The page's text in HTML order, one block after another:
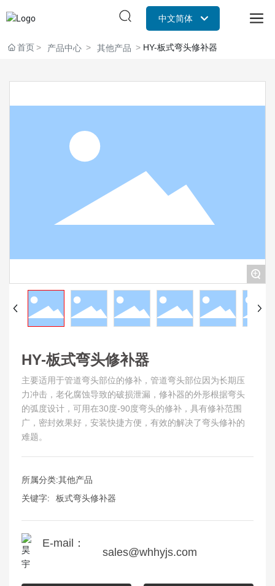
中文简体
Российская
首页 产品中心 其他产品 HY-板式弯头修补器
+
HY-板式弯头修补器
主要适用于管道弯头部位的修补，管道弯头部位因为长期压
力冲击，老化腐蚀导致的破损泄漏，修补器的外形根据弯头
的弧度设计，可用在30度-90度弯头的修补，具有修补范围
广，密封效果好，安装快捷方便，有效的解决了弯头修补的
难题。
所属分类:其他产品
关键字:
板式弯头修补器
E-mail：
sales@whhyjs.com